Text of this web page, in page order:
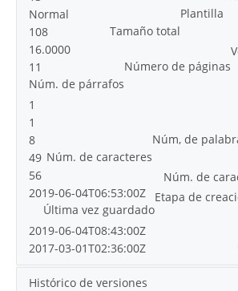
Plantilla
Normal
Tamaño total
108
16.0000
Número de páginas
11
Núm. de párrafos
1
1
Núm, de
8
Núm. de caracteres
49
Núm. de
56
Etapa de
2019-06-04T06:53:00Z
Última vez guardado
2019-06-04T08:43:00Z
2017-03-01T02:36:00Z
Histórico de versiones